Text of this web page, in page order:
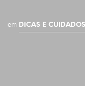
em DICAS E CUIDADOS